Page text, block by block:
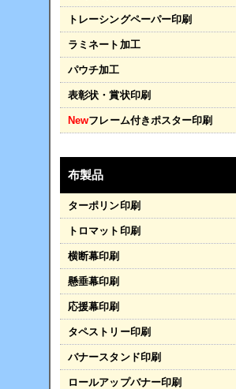
トレーシングペーパー印刷
ラミネート加工
パウチ加工
表彰状・賞状印刷
Newフレーム付きポスター印刷
布製品
ターポリン印刷
トロマット印刷
横断幕印刷
懸垂幕印刷
応援幕印刷
タペストリー印刷
バナースタンド印刷
ロールアップバナー印刷